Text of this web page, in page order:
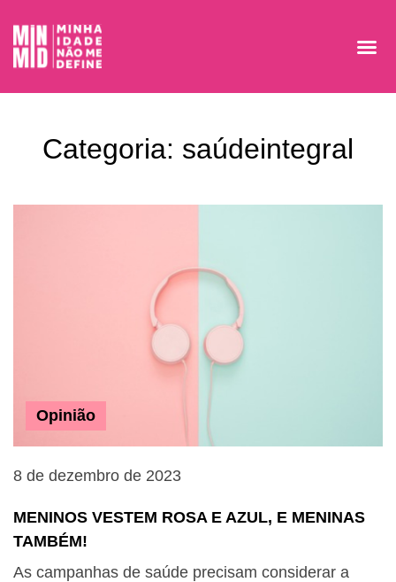
Categoria: saúdeintegral
Opinião
8 de dezembro de 2023
MENINOS VESTEM ROSA E AZUL, E MENINAS
TAMBÉM!
As campanhas de saúde precisam considerar a